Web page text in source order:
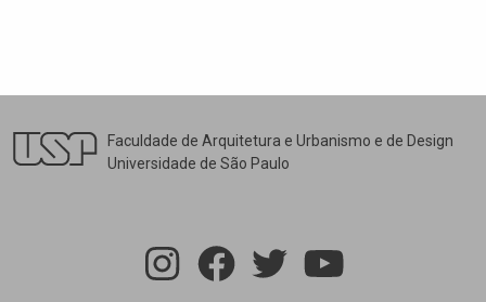
Faculdade de Arquitetura e Urbanismo e de Design
Universidade de São Paulo